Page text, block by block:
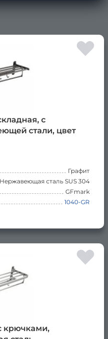
с
стали, цвет
Графит
Нержавеющая сталь SUS 304
GFmark
1040-GR
крючками,